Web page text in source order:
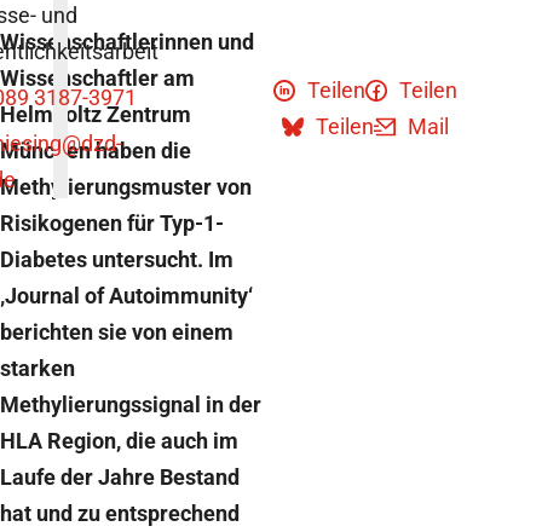
Wissenschaftlerinnen und
Wissenschaftler am
Helmholtz Zentrum
München haben die
Methylierungsmuster von
Risikogenen für Typ-1-
Diabetes untersucht. Im
‚Journal of Autoimmunity‘
berichten sie von einem
starken
Methylierungssignal in der
HLA Region, die auch im
Laufe der Jahre Bestand
hat und zu entsprechend
Teilen
Teilen
Teilen
Mail
und
3187-3971
@dzd-